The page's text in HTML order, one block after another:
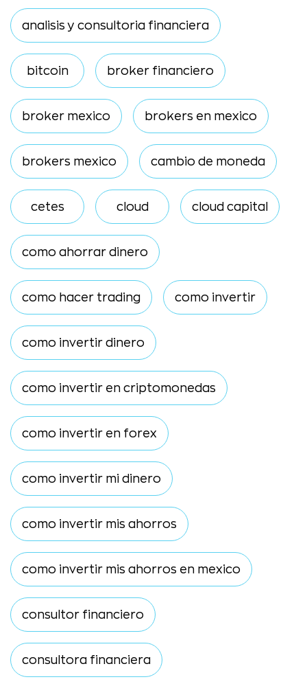
analisis y consultoria financiera
bitcoin broker financiero
broker mexico brokers en mexico
brokers mexico cambio de moneda
cetes cloud cloud capital
como ahorrar dinero
como hacer trading como invertir
como invertir dinero
como invertir en criptomonedas
como invertir en forex
como invertir mi dinero
como invertir mis ahorros
como invertir mis ahorros en mexico
consultor financiero
consultora financiera